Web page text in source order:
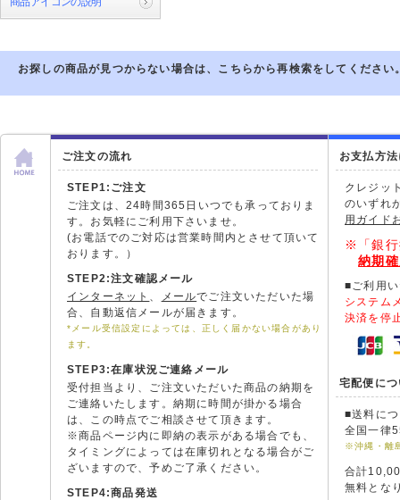
お探しの商品が見つからない場合は、こちらから再検索をしてください
ご注文の流れ
STEP1:ご注文
ご注文は、24時間365日いつでも承っておりま
す。お気軽にご利用下さいませ。
(お電話でのご対応は営業時間内とさせて頂いて
おります。）
STEP2:注文確認メール
インターネット 、 メールでご注文いただいた場
合、自動返信メールが届きます。
*メール受信設定によっては、正しく届かない場合があり
ます。
STEP3:在庫状況ご連絡メール
受付担当より、ご注文いただいた商品の納期を
ご連絡いたします。納期に時間が掛かる場合
は、この時点でご相談させて頂きます。
※商品ページ内に即納の表示がある場合でも、
タイミングによっては在庫切れとなる場合がご
ざいますので、予めご了承ください。
STEP4:商品発送
お支払方
クレジッ
のいずれ
用ガイド
※「銀行
納期
■ご利用
システム
決済を停
宅配便に
■送料に
全国一律
※沖縄・離
合計
無料とな